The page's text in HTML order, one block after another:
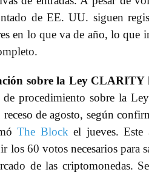
de EE. UU. siguen
en lo que va de año, lo que
sobre la Ley CLARITY
procedimiento sobre la
receso de agosto, según
The Block el jueves. Este
los 60 votos necesarios para
de las criptomonedas.